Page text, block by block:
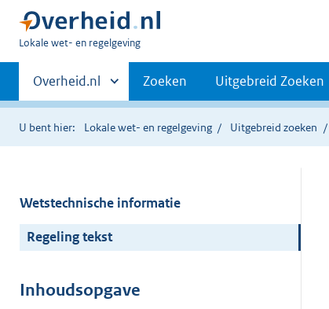
U
hier:
Lokale wet- en regelgeving
Primaire
navigatie
Andere
sites
binnen
Overheid.nl Zoeken Uitgebreid Zoeken
U bent hier: Lokale wet- en regelgeving Uitgebreid zoeken
Wetstechnische informatie
Regeling tekst
Inhoudsopgave